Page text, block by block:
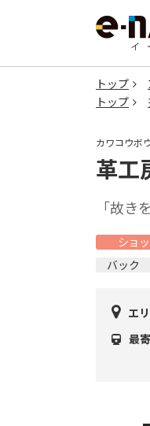
トップ
トップ
カワコウボ
革工
「故き
ショ
バック
エ
最